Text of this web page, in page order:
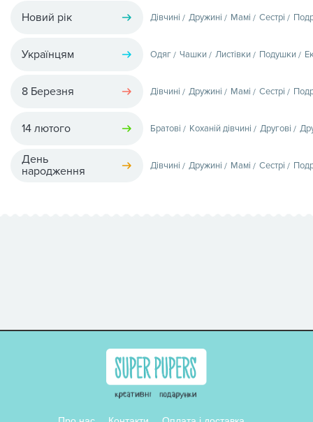
Новий рік Дівчині Дружині Мамі Сестрі
Українцям Одяг Чашки Листівки Подушки
8 Березня Дівчині Дружині Мамі Сестрі
14 лютого Братові Коханій дівчині Другові
День
народження
Дівчині Дружині Мамі Сестрі